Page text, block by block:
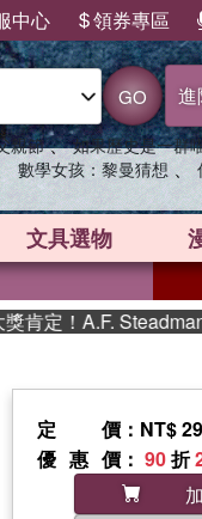
中心 領券專區
GO 進
親節 、 如果歷史是一群
數學女孩：黎曼猜想 、
文具選物
定！A.F. Steadman
定價 ：NT$
優惠價 ： 90折